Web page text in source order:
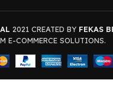
2021 CREATED BY FEKAS
E-COMMERCE SOLUTIONS.